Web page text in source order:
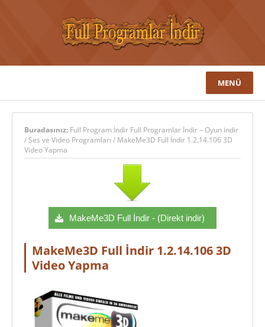
MENÜ
Buradasınız: Full Program İndir Full Programlar İndir – Oyun indir
/Ses ve Video Programları / MakeMe3D Full İndir 1.2.14.106 3D
Video Yapma
MakeMe3D Full İndir - (Direkt indir)
MakeMe3D Full İndir 1.2.14.106 3D
Video Yapma